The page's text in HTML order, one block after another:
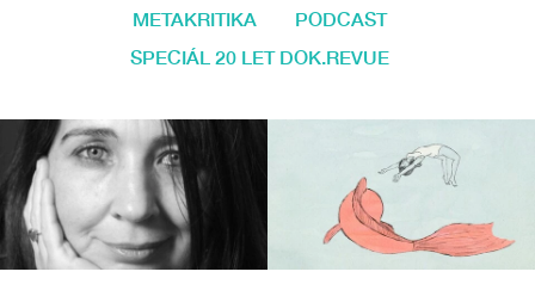
METAKRITIKA
PODCAST
SPECIÁL 20 LET DOK.REVUE